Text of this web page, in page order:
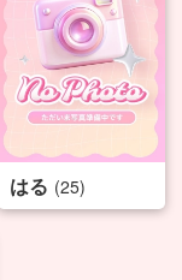
はる (25)